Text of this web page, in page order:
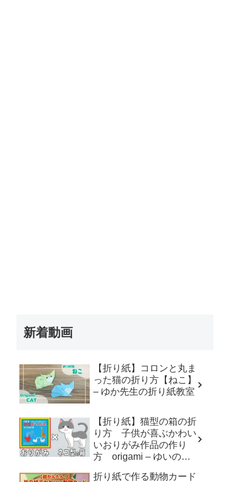
新着動画
【折り紙】コロンと丸ま
った猫の折り方【ねこ】
– ゆか先生の折り紙教室
【折り紙】猫型の箱の折
り方 子供が喜ぶかわい
いおりがみ作品の作り
方 origami – ゆいのお
折り紙で作る動物カード